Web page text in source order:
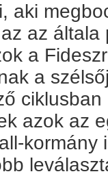
aki
az
a
a
azok az
kormány